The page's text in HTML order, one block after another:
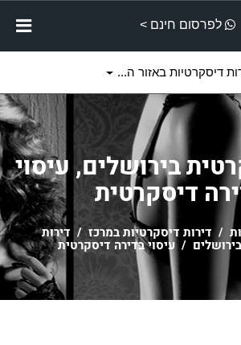
לפרסום חינם >
דיסקרטיות באזור ה...
בירושלים, עיסוי
דיסקרטית
/ דירות דיסקרטיות במרכז/ דירות
/ עיסוי בדירה דיסקרטית